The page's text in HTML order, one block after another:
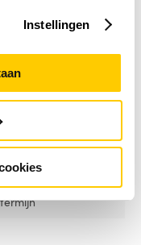
Instellingen